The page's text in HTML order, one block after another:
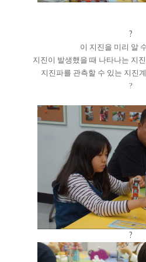
?
이 지진을 미리 알
지진이 발생했을 때 나타나는 지
지진파를 관측할 수 있는 지진
?
?